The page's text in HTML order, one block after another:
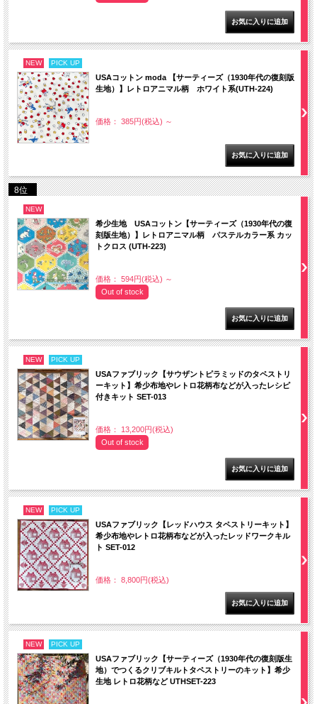
NEW PICK UP
USAコットン moda 【サーティーズ（1930年代の復刻版
生地）】レトロアニマル柄 ホワイト系(UTH-224)
価格： 385円(税込) ～
8位
NEW
希少生地 USAコットン【サーティーズ（1930年代の復
刻版生地）】レトロアニマル柄 パステルカラー系 カッ
トクロス (UTH-223)
価格： 594円(税込) ～
Out of stock
NEW PICK UP
USAファブリック【サウザントピラミッドのタペストリ
ーキット】希少布地やレトロ花柄布などが入ったレシピ
付きキット SET-013
価格： 13,200円(税込)
Out of stock
NEW PICK UP
USAファブリック【レッドハウス タペストリーキット】
希少布地やレトロ花柄布などが入ったレッドワークキル
ト SET-012
価格： 8,800円(税込)
NEW PICK UP
USAファブリック【サーティーズ（1930年代の復刻版生
地）でつくるクリブキルトタペストリーのキット】希少
生地 レトロ花柄など UTHSET-223